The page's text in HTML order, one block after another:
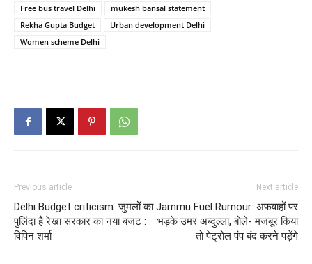
Free bus travel Delhi
mukesh bansal statement
Rekha Gupta Budget
Urban development Delhi
Women scheme Delhi
Previous article
Delhi Budget criticism: जुमलों का
पुलिंदा है रेखा सरकार का नया बजट :
विपिन शर्मा
Next article
Jammu Fuel Rumour: अफवाहों पर
भड़के उमर अब्दुल्ला, बोले- मजबूर किया
तो पेट्रोल पंप बंद करने पड़ेंगे